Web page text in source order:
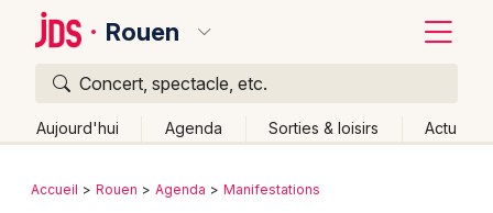
Rouen
Concert, spectacle, etc.
Aujourd'hui Agenda Sorties & loisirs Actu
Publier un événement
Retour
Accueil Rouen Agenda Manifestations
Quoi ?
Où ?